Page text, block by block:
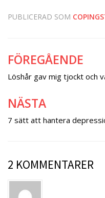
PUBLICERAD SOM
Inläggsnavigering
FÖREGÅENDE
Löshår gav mig tjockt och
NÄSTA
7 sätt att hantera
2 KOMMENTARER